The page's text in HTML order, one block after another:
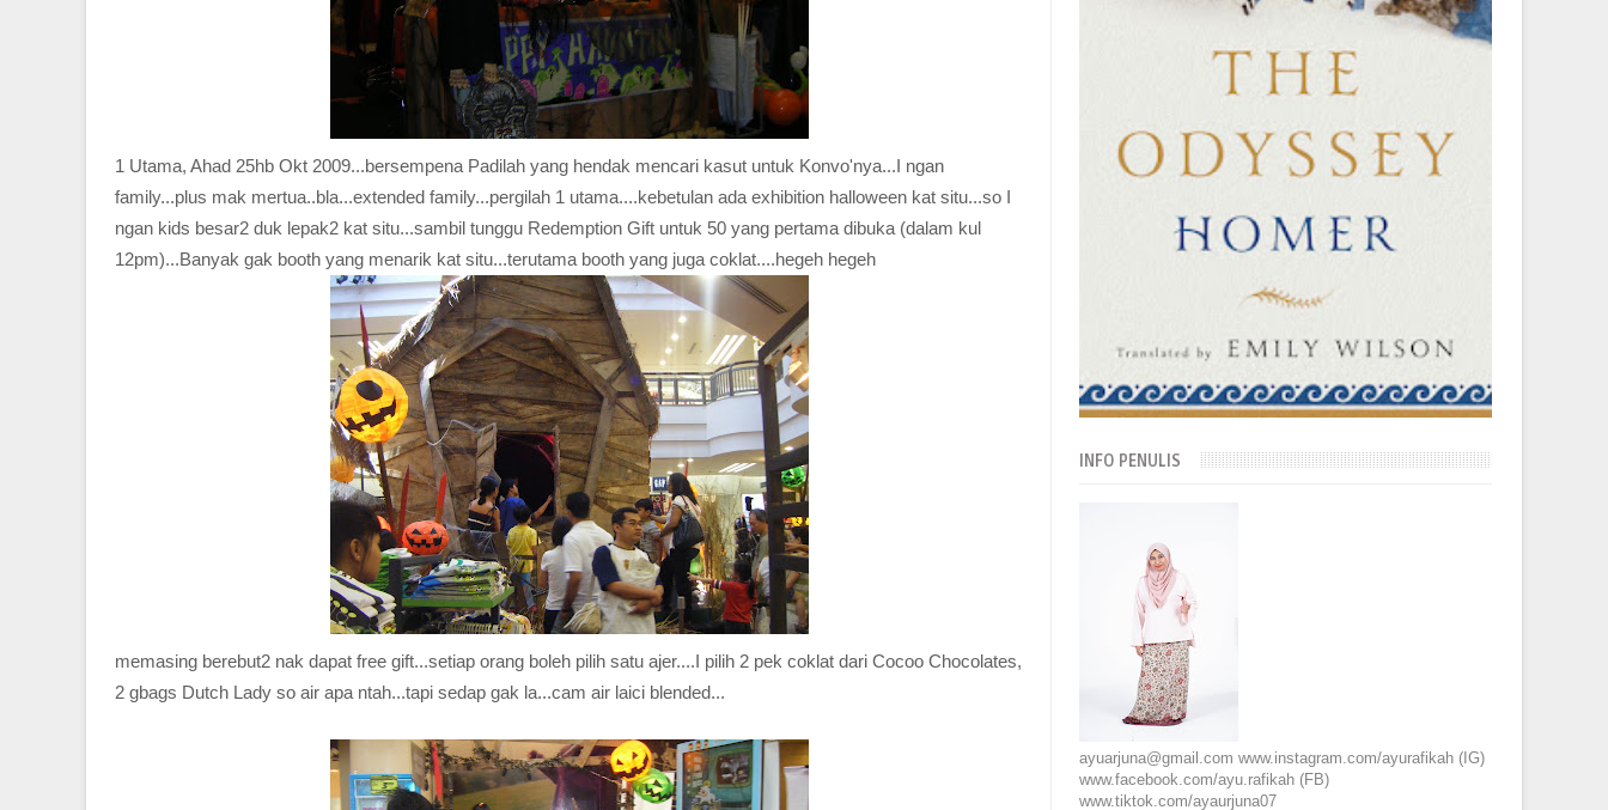
1 Utama, Ahad 25hb Okt 2009...bersempena Padilah yang hendak mencari kasut untuk Konvo'nya...I ngan
family...plus mak mertua..bla...extended family...pergilah 1 utama....kebetulan ada exhibition halloween kat situ...so I
ngan kids besar2 duk lepak2 kat situ...sambil tunggu Redemption Gift untuk 50 yang pertama dibuka (dalam kul
12pm)...Banyak gak booth yang menarik kat situ...terutama booth yang juga coklat....hegeh hegeh
memasing berebut2 nak dapat free gift...setiap orang boleh pilih satu ajer....I pilih 2 pek coklat dari Cocoo Chocolates,
2 gbags Dutch Lady so air apa ntah...tapi sedap gak la...cam air laici blended...
INFO PENULIS
ayuarjuna@gmail.com www.instagram.com/ayurafikah (IG)
www.facebook.com/ayu.rafikah (FB)
www.tiktok.com/ayaurjuna07